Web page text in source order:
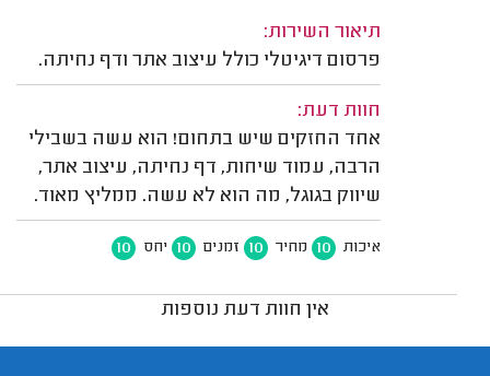
תיאור השירות:
פרסום דיגיטלי כולל עיצוב אתר ודף נחיתה.
חוות דעת:
אחד החזקים שיש בתחום! הוא עשה בשבילי
הרבה, עמוד שיחות, דף נחיתה, עיצוב אתר,
שיווק בגוגל, מה הוא לא עשה. ממליץ מאוד.
איכות 10 מחיר 10 זמנים 10 יחס 10
אין חוות דעת נוספות